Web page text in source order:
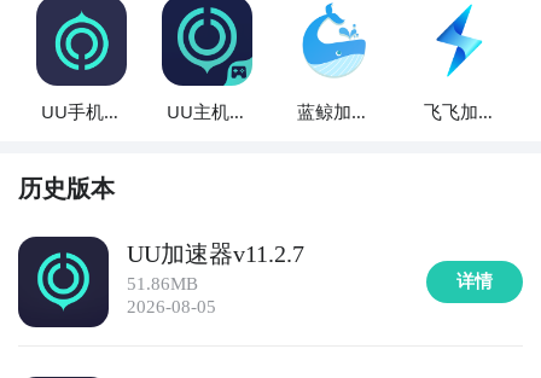
应用，从而减少系统资源消耗，提升手机性能。
7. 《手机散热助手》：手机散热助手可以监测手机的温
度，提供散热建议，防止过热情况发生，保护手机硬
8. 《安全防护大师》：该应用可以扫描手机中的恶意软
件、病毒和广告插件，提供全面的安全防护，保护用户
隐私和数据安全。
9. 《文件管理大师》：这款应用可以帮助您管理手机中
UU手机加
UU主机加
蓝鲸加速
飞飞加速
历史版本
UU加速器v11.2.7
51.86MB
2026-08-05
详情